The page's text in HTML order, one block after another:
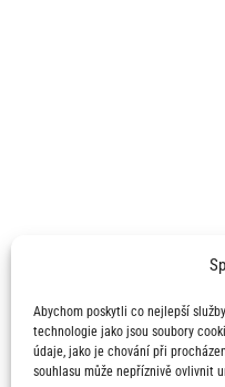
Abychom poskytli co nejlepší
technologie jako jsou soubory
údaje, jako je chování při
souhlasu může nepříznivě ovlivnit